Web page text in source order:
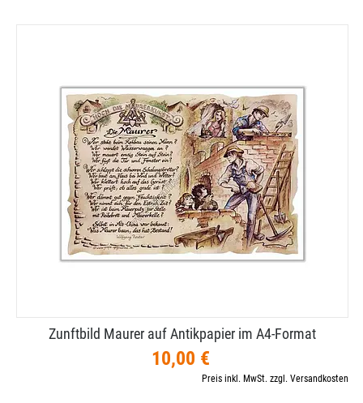
Zunftbild Maurer auf Antikpapier im A4-​Format
10,00 €
Preis inkl. MwSt. zzgl. Versandkosten